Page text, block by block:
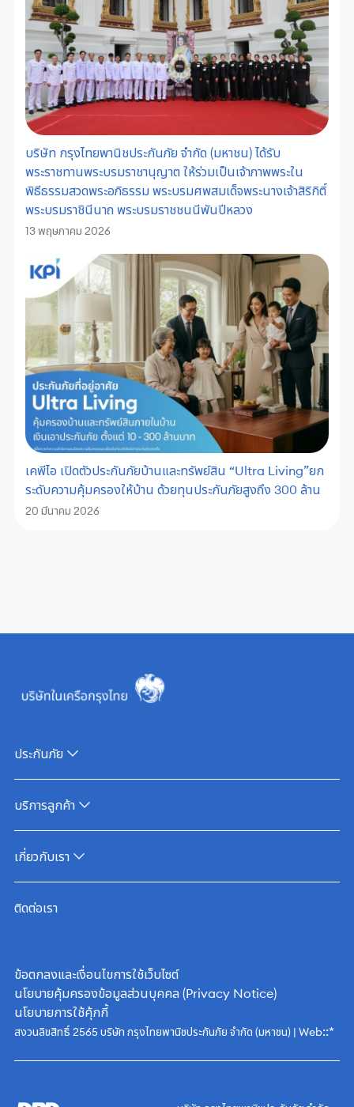
บริษัท กรุงไทยพานิชประกันภัย จำกัด (มหาชน) ได้รับ
พระราชทานพระบรมราชานุญาต ให้ร่วมเป็นเจ้าภาพพระใน
พิธีธรรมสวดพระอภิธรรม พระบรมศพสมเด็จพระนางเจ้าสิริกิติ์
พระบรมราชินีนาถ พระบรมราชชนนีพันปีหลวง
13 พฤษภาคม 2026
เคพีไอ เปิดตัวประกันภัยบ้านและทรัพย์สิน “Ultra Living”ยก
ระดับความคุ้มครองให้บ้าน ด้วยทุนประกันภัยสูงถึง 300 ล้าน
20 มีนาคม 2026
ประกันภัย
บริการลูกค้า
เกี่ยวกับเรา
ติดต่อเรา
ข้อตกลงและเงื่อนไขการใช้เว็บไซต์
นโยบายคุ้มครองข้อมูลส่วนบุคคล (Privacy Notice)
นโยบายการใช้คุ้กกี้
สงวนลิขสิทธิ์ 2565 บริษัท กรุงไทยพานิชประกันภัย จำกัด (มหาชน) | Web::*